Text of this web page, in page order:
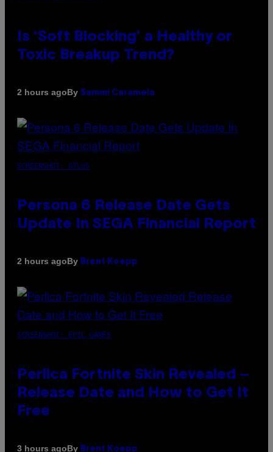
Is ‘Soft Blocking’ a Healthy or
Toxic Breakup Trend?
2 hours agoBy Sammi Caramela
SCREENSHOT: ATLUS
Persona 6 Release Date Gets
Update In SEGA Financial Report
2 hours agoBy Brent Koepp
SCREENSHOT: EPIC GAMES
Perlica Fortnite Skin Revealed –
Release Date and How to Get It
Free
3 hours agoBy Brent Koepp